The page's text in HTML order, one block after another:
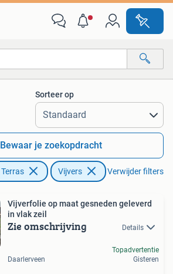
Alle afstanden…
Sorteer op
Bewaar je zoekopdracht
Terras Vijvers Verwijder filters
Vijverfolie op maat gesneden geleverd
in vlak zeil
Zie omschrijving Details
Daarlerveen
Topadvertentie
Gisteren